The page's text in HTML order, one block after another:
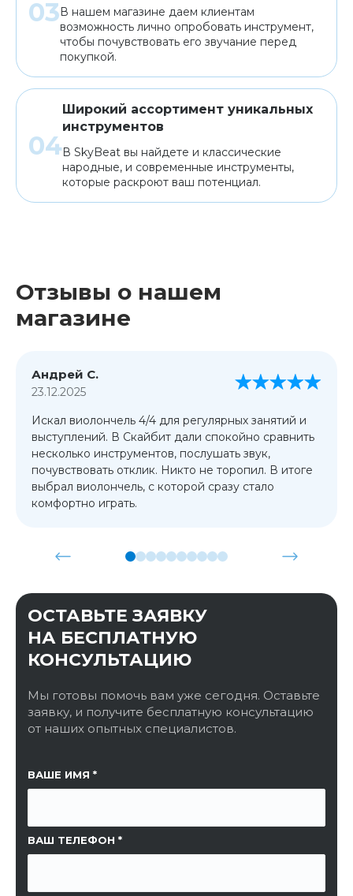
В нашем магазине даем клиентам
возможность лично опробовать инструмент,
чтобы почувствовать его звучание перед
покупкой.
Широкий ассортимент уникальных
инструментов
В SkyBeat вы найдете и классические
народные, и современные инструменты,
которые раскроют ваш потенциал.
Отзывы о нашем
магазине
Андрей С.
23.12.2025
Искал виолончель 4/4 для регулярных занятий и
выступлений. В Скайбит дали спокойно сравнить
несколько инструментов, послушать звук,
почувствовать отклик. Никто не торопил. В итоге
выбрал виолончель, с которой сразу стало
комфортно играть.
ОСТАВЬТЕ ЗАЯВКУ
НА БЕСПЛАТНУЮ
КОНСУЛЬТАЦИЮ
Мы готовы помочь вам уже сегодня. Оставьте
заявку, и получите бесплатную консультацию
от наших опытных специалистов.
ВАШЕ ИМЯ
ВАШ ТЕЛЕФОН
ССЫЛКА НА СТРАНИЦУ